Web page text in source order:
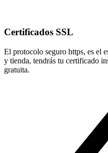
Certificados SSL
El protocolo seguro https, es el
y tienda, tendrás tu certificado
gratuita.